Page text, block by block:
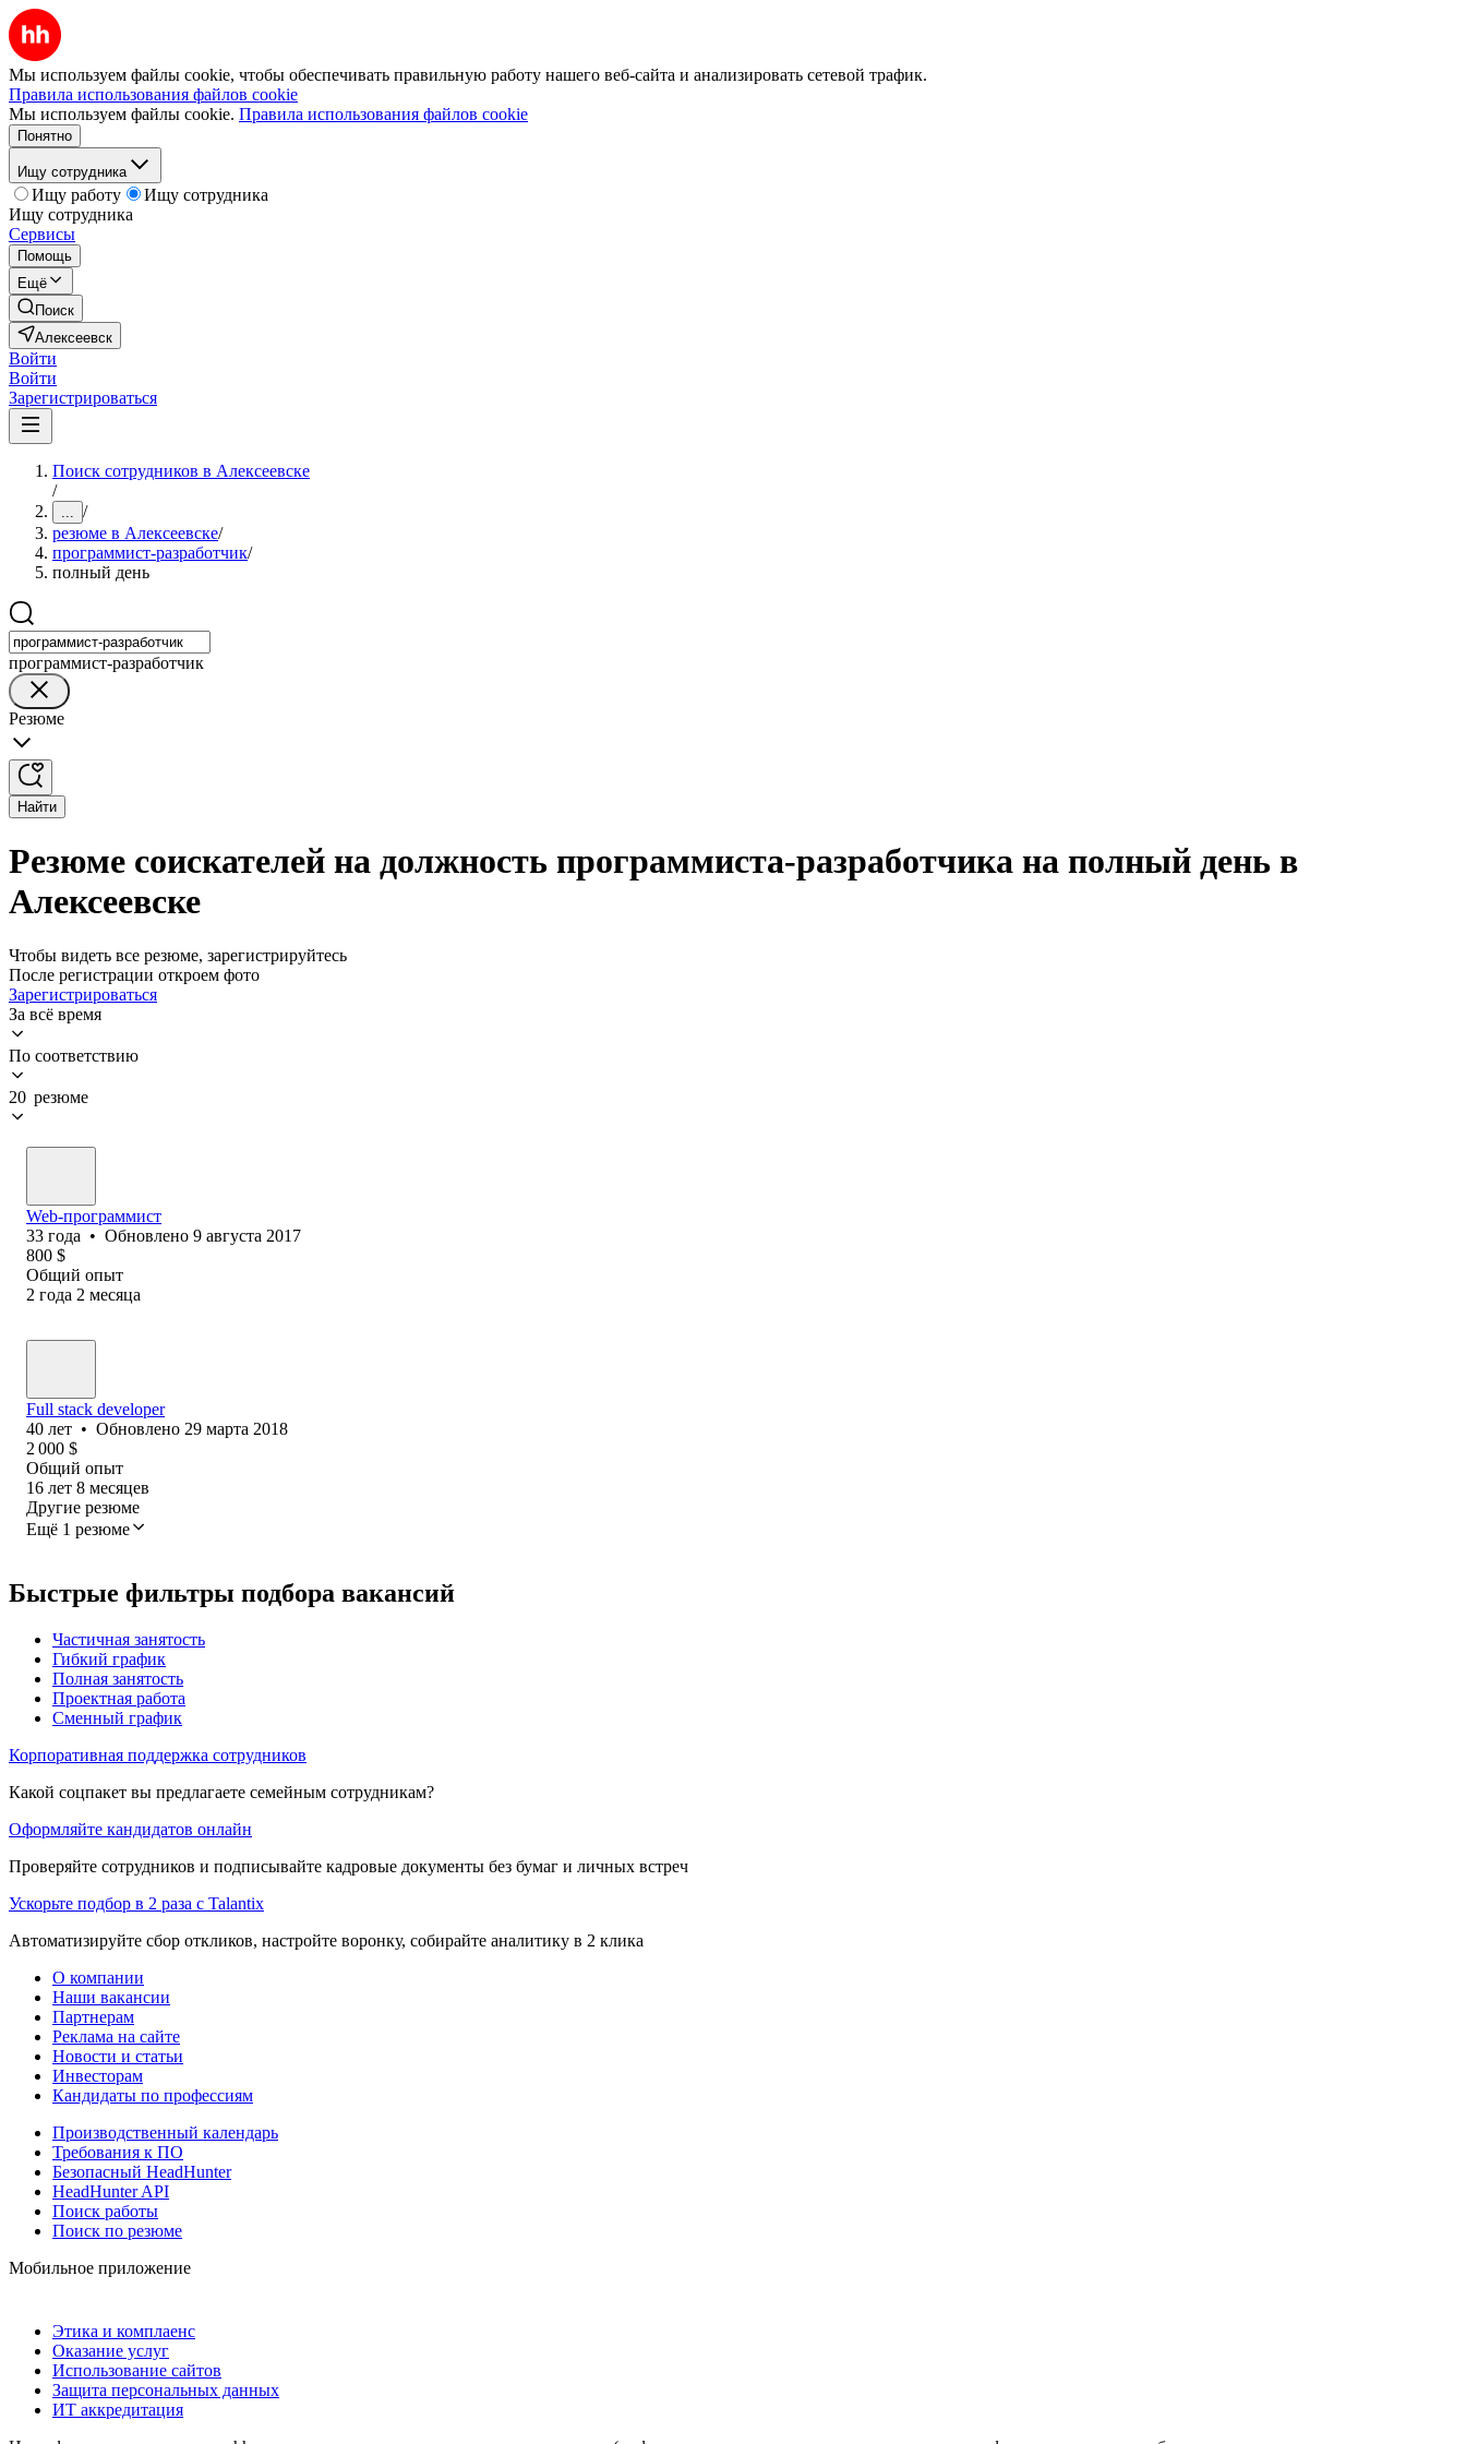
Мы используем файлы cookie, чтобы обеспечивать правильную работу нашего веб-сайта и анализировать сетевой трафик.
Правила использования файлов cookie
Мы используем файлы cookie. Правила использования файлов cookie
Понятно
Ищу сотрудника
Ищу работу
Ищу сотрудника
Ищу сотрудника
Сервисы
Помощь
Ещё
Поиск
Алексеевск
Войти
Войти
Зарегистрироваться
Поиск сотрудников в Алексеевске
/
... /
резюме в Алексеевске/
программист-разработчик/
полный день
программист-разработчик
Резюме
Найти
Резюме соискателей на должность программиста-разработчика на полный день в
Алексеевске
Чтобы видеть все резюме, зарегистрируйтесь
После регистрации откроем фото
Зарегистрироваться
За всё время
По соответствию
20 резюме
Web-программист
33 года • Обновлено 9 августа 2017
800 $
Общий опыт
2 года 2 месяца
Full stack developer
40 лет • Обновлено 29 марта 2018
2 000 $
Общий опыт
16 лет 8 месяцев
Другие резюме
Ещё 1 резюме
Быстрые фильтры подбора вакансий
Частичная занятость
Гибкий график
Полная занятость
Проектная работа
Сменный график
Корпоративная поддержка сотрудников
Какой соцпакет вы предлагаете семейным сотрудникам?
Оформляйте кандидатов онлайн
Проверяйте сотрудников и подписывайте кадровые документы без бумаг и личных встреч
Ускорьте подбор в 2 раза с Talantix
Автоматизируйте сбор откликов, настройте воронку, собирайте аналитику в 2 клика
О компании
Наши вакансии
Партнерам
Реклама на сайте
Новости и статьи
Инвесторам
Кандидаты по профессиям
Производственный календарь
Требования к ПО
Безопасный HeadHunter
HeadHunter API
Поиск работы
Поиск по резюме
Мобильное приложение
Этика и комплаенс
Оказание услуг
Использование сайтов
Защита персональных данных
ИТ аккредитация